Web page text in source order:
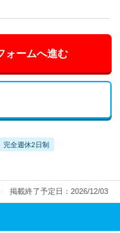
ォームへ進む
完全週休2日制
掲載終了予定日：2026/12/03